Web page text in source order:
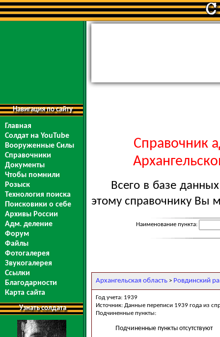
Навигация по сайту
Главная
Солдат на YouTube
Вооруженные Силы
Справочники
Документы
Чтобы помнили
Розыск
Технология поиска
Поисковики о себе
Архивы России
Адм. деление
Форум
Файлы
Фотогалерея
Звукогалерея
Ссылки
Благодарности
Карта сайта
Узнать солдата
Справочник
Всего в базе
этому справочнику Вы
Наименование пункта:
Архангельская область > Ровдинский
Год учета: 1939
Источник: Данные переписи 1939 года из
Подчиненные пункты:
Подчиненные пункты отсутствуют